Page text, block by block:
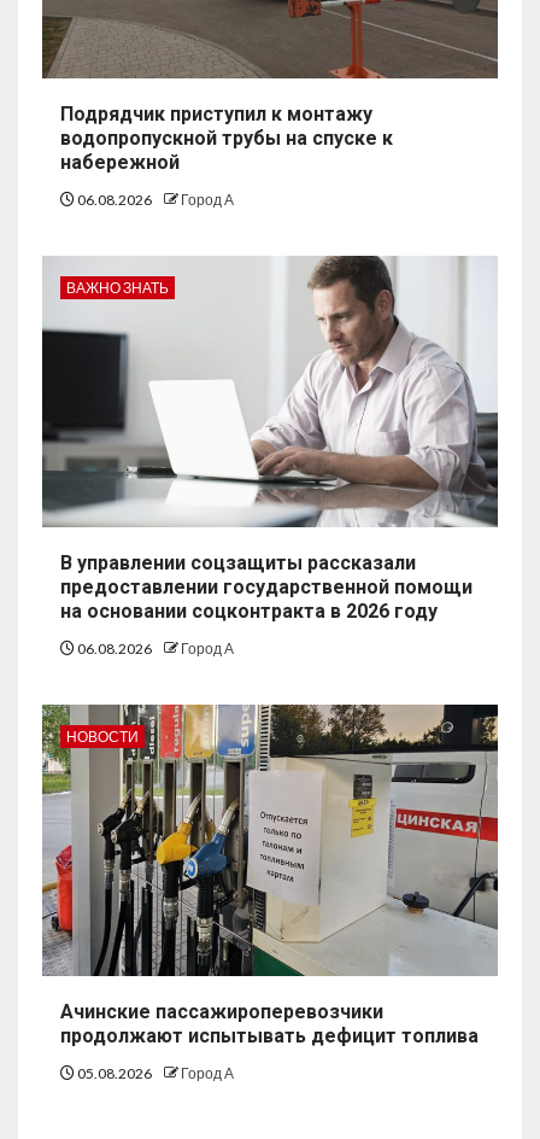
Подрядчик приступил к монтажу
водопропускной трубы на спуске к
набережной
06.08.2026 Город А
ВАЖНО ЗНАТЬ
В управлении соцзащиты рассказали
предоставлении государственной помощи
на основании соцконтракта в 2026 году
06.08.2026 Город А
НОВОСТИ
Ачинские пассажироперевозчики
продолжают испытывать дефицит топлива
05.08.2026 Город А